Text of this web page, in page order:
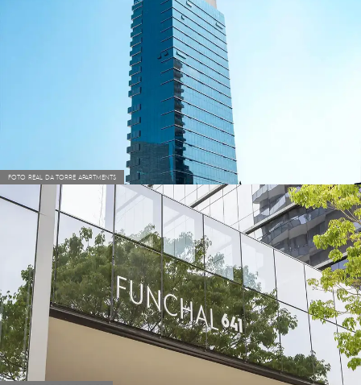
FOTO REAL DA TORRE APARTMENTS